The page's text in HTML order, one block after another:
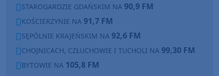
STAROGARDZIE GDAŃSKIM NA 90,9 FM
KOŚCIERZYNIE NA 91,7 FM
SĘPÓLNIE KRAJEŃSKIM NA 92,6 FM
CHOJNICACH, CZŁUCHOWIE I TUCHOLI NA 99,30 FM
BYTOWIE NA 105,8 FM